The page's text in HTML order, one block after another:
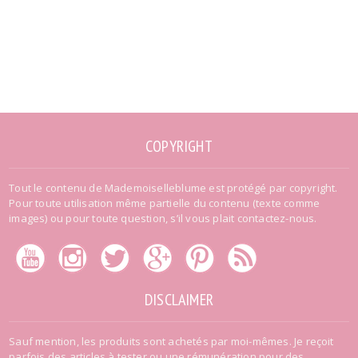
COPYRIGHT
Tout le contenu de Mademoiselleblume est protégé par copyright.
Pour toute utilisation même partielle du contenu (texte comme
images) ou pour toute question, s’il vous plait contactez-nous.
DISCLAIMER
Sauf mention, les produits sont achetés par moi-mêmes. Je reçoit